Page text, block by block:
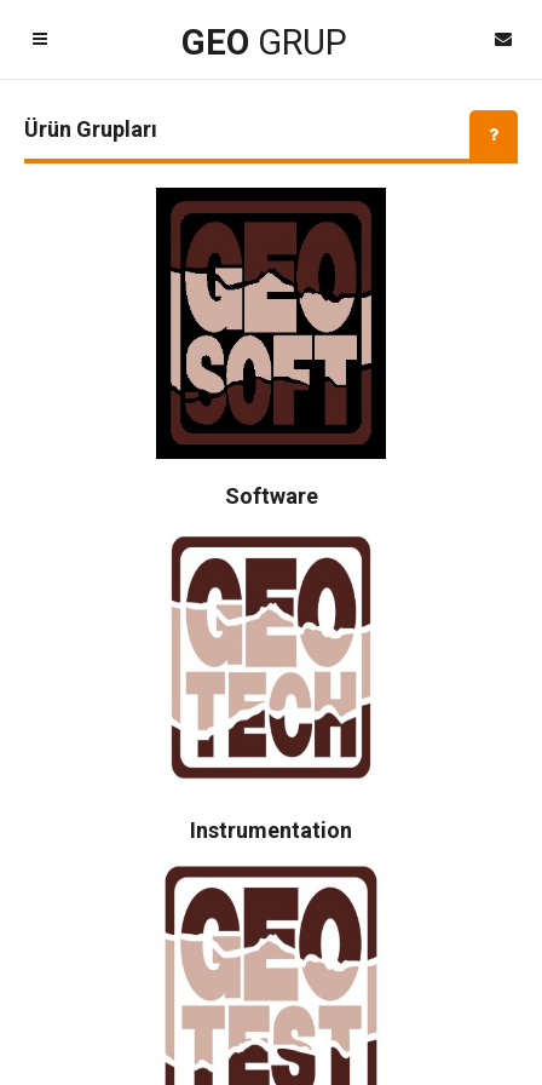
Şifremi Unuttum
Kayıt Ol
Kapat
Dil Seçimi
GEO GRUP
Ürün Grupları
Software
Instrumentation